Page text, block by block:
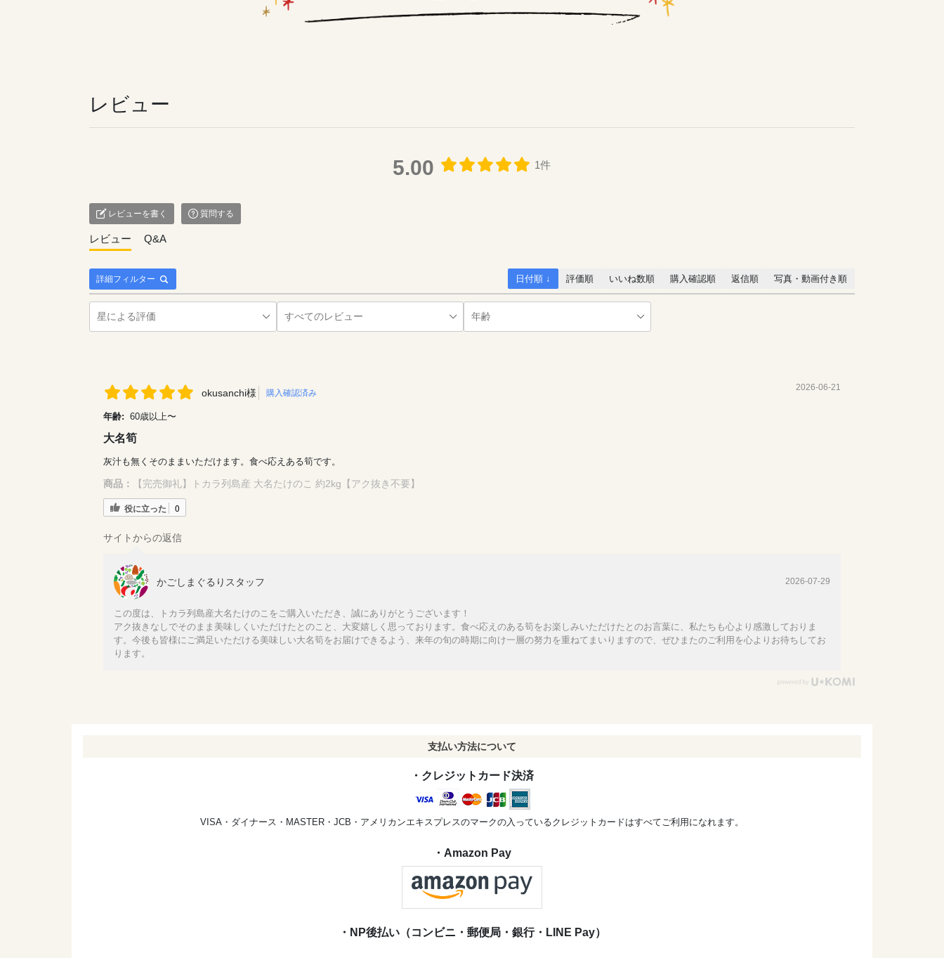
レビュー
5.00 1件
レビューを書く 質問する
レビュー Q&A
詳細フィルター 日付順 ↓ 評価順 いいね数順 購入確認順 返信順 写真・動画付き順
okusanchi様 購入確認済み
2026-06-21
年齢: 60歳以上〜
大名筍
灰汁も無くそのままいただけます。食べ応えある筍です。
商品： 【完売御礼】トカラ列島産 大名たけのこ 約2kg【アク抜き不要】
役に立った 0
サイトからの返信
かごしまぐるりスタッフ 2026-07-29
この度は、トカラ列島産大名たけのこをご購入いただき、誠にありがとうございます！
アク抜きなしでそのまま美味しくいただけたとのこと、大変嬉しく思っております。食べ応えのある筍をお楽しみいただけたとのお言葉に、私たちも心より感激しておりま
す。今後も皆様にご満足いただける美味しい大名筍をお届けできるよう、来年の旬の時期に向け一層の努力を重ねてまいりますので、ぜひまたのご利用を心よりお待ちしてお
ります。
支払い方法について
・クレジットカード決済
VISA・ダイナース・MASTER・JCB・アメリカンエキスプレスのマークの入っているクレジットカードはすべてご利用になれます。
・Amazon Pay
・NP後払い（コンビニ・郵便局・銀行・LINE Pay）